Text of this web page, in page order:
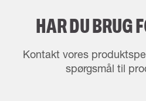
HAR DU BRUG
Kontakt vores
spørgsmål til